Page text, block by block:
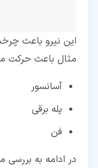
این نیرو باعث
مثال باعث حرکت
آسانسور
پله برقی
فن
در ادامه به